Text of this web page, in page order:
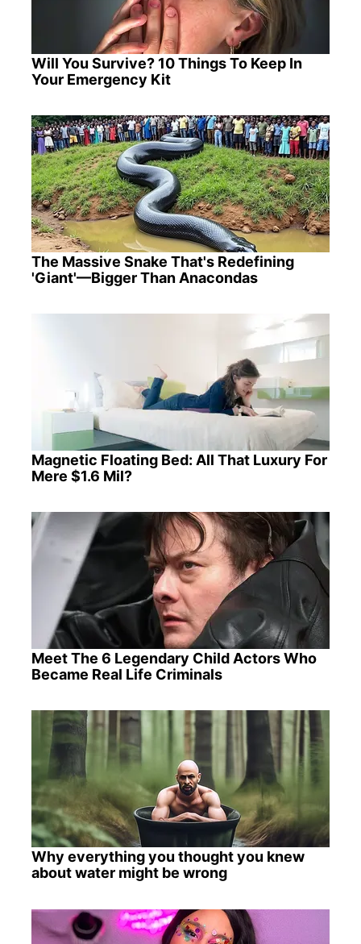
Will You Survive? 10 Things To Keep In
Your Emergency Kit
The Massive Snake That's Redefining
'Giant'—Bigger Than Anacondas
Magnetic Floating Bed: All That Luxury For
Mere $1.6 Mil?
Meet The 6 Legendary Child Actors Who
Became Real Life Criminals
Why everything you thought you knew
about water might be wrong